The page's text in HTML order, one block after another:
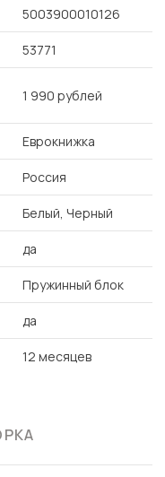
5003900010126
53771
1 990 рублей
Еврокнижка
Россия
Белый, Черный
да
Пружинный блок
да
12 месяцев